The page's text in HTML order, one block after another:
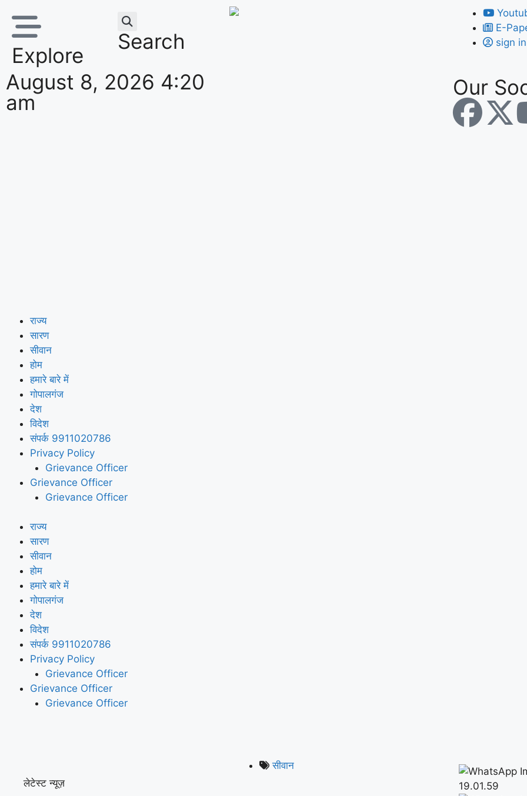
Explore
Search
August 8, 2026 4:20
am
E-
sign in
Our
राज्य
सारण
सीवान
होम
हमारे बारे में
गोपालगंज
देश
विदेश
संपर्क 9911020786
Privacy Policy
Grievance Officer
Grievance Officer
Grievance Officer
राज्य
सारण
सीवान
होम
हमारे बारे में
गोपालगंज
देश
विदेश
संपर्क 9911020786
Privacy Policy
Grievance Officer
Grievance Officer
Grievance Officer
लेटेस्ट न्यूज़
सीवान